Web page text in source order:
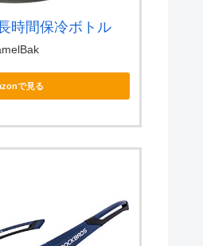
時間保冷ボトル
で見る